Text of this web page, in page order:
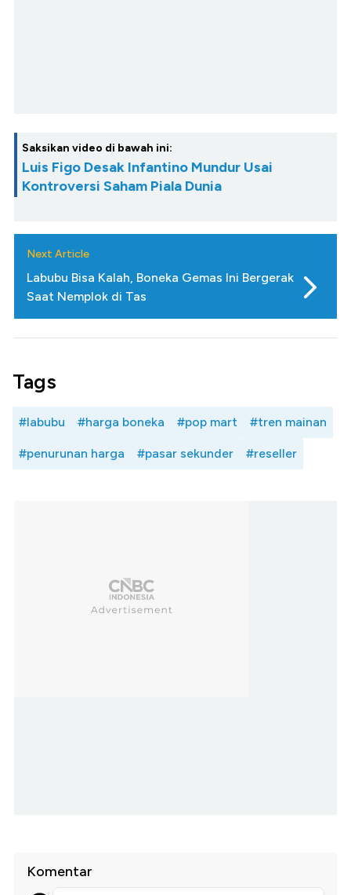
Saksikan video di bawah ini:
Luis Figo Desak Infantino Mundur Usai
Kontroversi Saham Piala Dunia
Next Article
Labubu Bisa Kalah, Boneka Gemas Ini Bergerak
Saat Nemplok di Tas
Tags
#labubu #harga boneka #pop mart #tren mainan
#penurunan harga #pasar sekunder #reseller
Komentar